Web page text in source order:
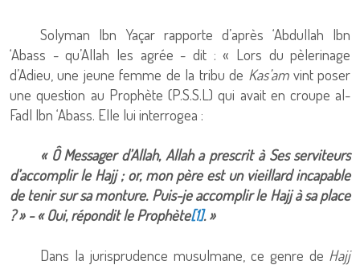
Solyman Ibn Yaçar rapporte d’après ‘Abdullah Ibn
‘Abass - qu’Allah les agrée - dit : « Lors du pèlerinage
d’Adieu, une jeune femme de la tribu de Kas’amvint poser
une question au Prophète (P.S.S.L) qui avait en croupe al-
Fadl Ibn ‘Abass. Elle lui interrogea :
« Ô Messager d’Allah, Allah a prescrit à Ses serviteurs
d’accomplir le Hajj ; or, mon père est un vieillard incapable
de tenir sur sa monture. Puis-je accomplir le Hajj à sa place
? » - « Oui, répondit le Prophète[1]. »
Dans la jurisprudence musulmane, ce genre de Hajj